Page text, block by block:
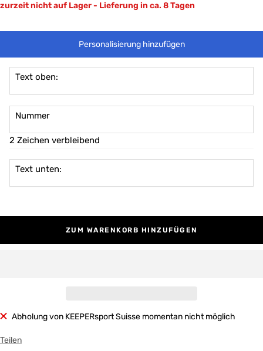
zurzeit nicht auf Lager - Lieferung in ca. 8 Tagen
Personalisierung hinzufügen
Text oben:
Nummer
2 Zeichen verbleibend
Text unten:
ZUM WARENKORB HINZUFÜGEN
Abholung von KEEPERsport Suisse momentan nicht möglich
Teilen